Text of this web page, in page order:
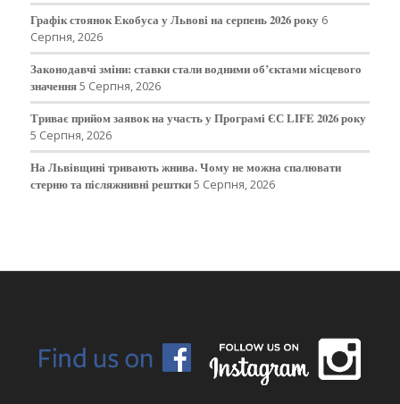
Графік стоянок Екобуса у Львові на серпень 2026 року 6
Серпня, 2026
Законодавчі зміни: ставки стали водними об’єктами місцевого
значення5 Серпня, 2026
Триває прийом заявок на участь у Програмі ЄС LIFE 2026 року
5 Серпня, 2026
На Львівщині тривають жнива. Чому не можна спалювати
стерню та післяжнивні рештки5 Серпня, 2026